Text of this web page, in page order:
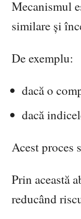
Mecanismul
similare și
De exemplu:
dacă o
dacă
Acest proces
Prin această
reducând